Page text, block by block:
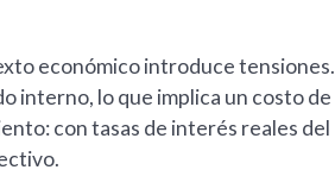
económico introduce tensiones.
interno, lo que implica un costo de
con tasas de interés reales del